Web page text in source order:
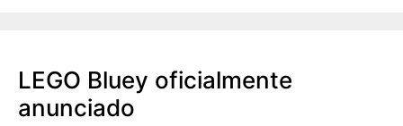
LEGO Bluey oficialmente
anunciado